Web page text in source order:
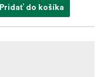
Pridať do košíka